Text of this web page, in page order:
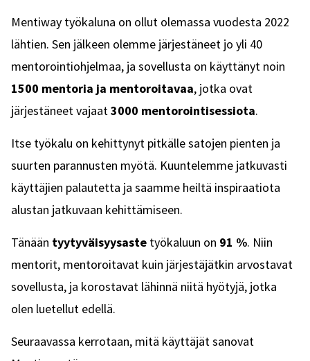
Mentiway työkaluna on ollut olemassa vuodesta 2022
lähtien. Sen jälkeen olemme järjestäneet jo yli 40
mentorointiohjelmaa, ja sovellusta on käyttänyt noin
1500 mentoria ja mentoroitavaa, jotka ovat
järjestäneet vajaat3000 mentorointisessiota.
Itse työkalu on kehittynyt pitkälle satojen pienten ja
suurten parannusten myötä. Kuuntelemme jatkuvasti
käyttäjien palautetta ja saamme heiltä inspiraatiota
alustan jatkuvaan kehittämiseen.
Tänään tyytyväisyysaste työkaluun on 91 %. Niin
mentorit, mentoroitavat kuin järjestäjätkin arvostavat
sovellusta, ja korostavat lähinnä niitä hyötyjä, jotka
olen luetellut edellä.
Seuraavassa kerrotaan, mitä käyttäjät sanovat